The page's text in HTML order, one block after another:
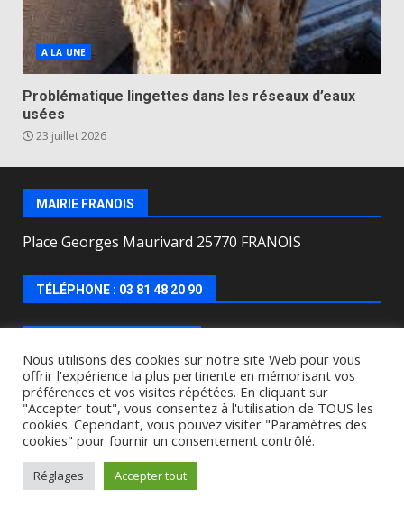
A LA UNE
Problématique lingettes dans les réseaux d’eaux
usées
23 juillet 2026
MAIRIE FRANOIS
Place Georges Maurivard 25770 FRANOIS
TÉLÉPHONE : 03 81 48 20 90
Lundi, mercredi, jeudi, vendredi de : 8h00 à 12h00 et
le Mardi de 9h00 à 12h00 et de 16h30 à 18h30.
Copyright © All rights reserved.| DarkNews
themes.
Nous utilisons des cookies sur notre site Web pour vous
offrir l'expérience la plus pertinente en mémorisant vos
préférences et vos visites répétées. En cliquant sur
"Accepter tout", vous consentez à l'utilisation de TOUS les
cookies. Cependant, vous pouvez visiter "Paramètres des
cookies" pour fournir un consentement contrôlé.
Réglages Accepter tout